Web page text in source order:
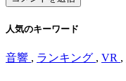
人気のキーワード
音響 , ランキング , VR ,